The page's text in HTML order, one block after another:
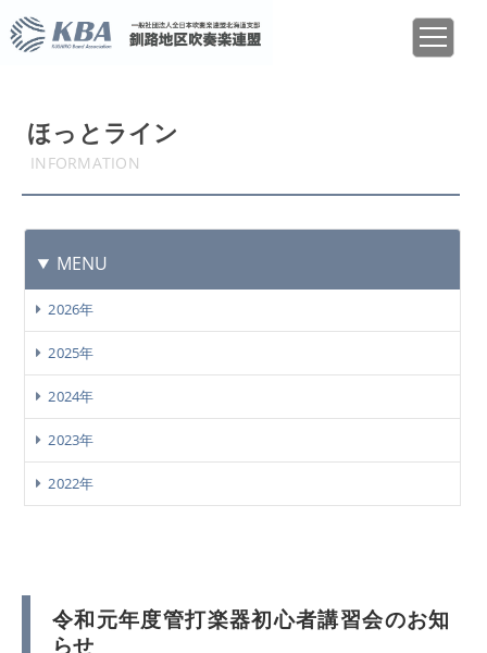
ほっとライン
INFORMATION
MENU
2026年
2025年
2024年
2023年
2022年
令和元年度管打楽器初心者講習会のお知
らせ